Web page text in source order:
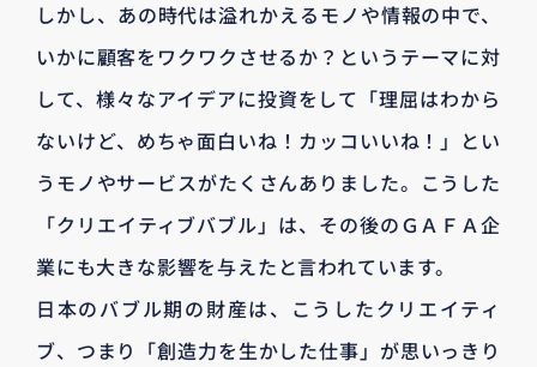
しかし、あの時代は溢れかえるモノや情報の中で、
いかに顧客をワクワクさせるか？というテーマに対
して、様々なアイデアに投資をして「理屈はわから
ないけど、めちゃ面白いね！カッコいいね！」とい
うモノやサービスがたくさんありました。こうした
「クリエイティブバブル」は、その後のＧＡＦＡ企
業にも大きな影響を与えたと言われています。
日本のバブル期の財産は、こうしたクリエイティ
ブ、つまり「創造力を生かした仕事」が思いっきり